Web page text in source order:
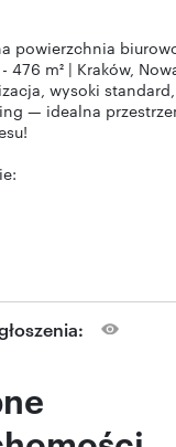
powierzchnia
476 m² | Kraków,
wysoki
— idealna
winda i klatka